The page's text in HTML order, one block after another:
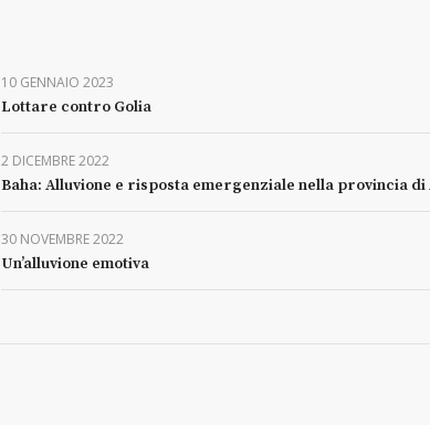
10 GENNAIO 2023
Lottare contro Golia
2 DICEMBRE 2022
Baha: Alluvione e risposta emergenziale nella provincia di
30 NOVEMBRE 2022
Un’alluvione emotiva